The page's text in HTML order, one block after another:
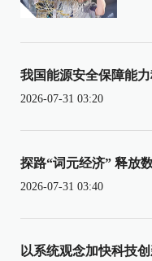
我国能源安全保障能
2026-07-31 03:20
探路“词元经济” 释放
2026-07-31 03:40
以系统观念加快科技